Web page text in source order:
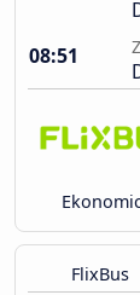
08:51
FlixBus